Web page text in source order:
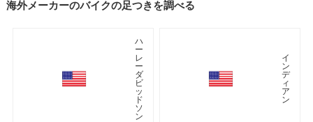
海外メーカーのバイクの足つきを調べる
ハ
ー
レ
ー
ダ
ビ
ッ
ド
ソ
ン
イ
ン
デ
ィ
ア
ン